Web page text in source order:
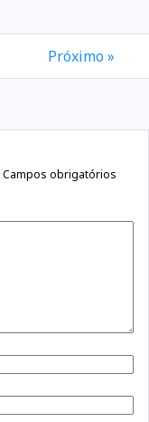
Próximo »
Campos obrigatórios